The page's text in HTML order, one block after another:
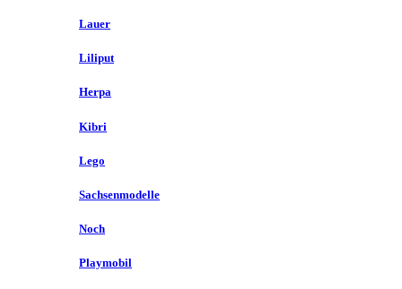
Lauer
Liliput
Herpa
Kibri
Lego
Sachsenmodelle
Noch
Playmobil